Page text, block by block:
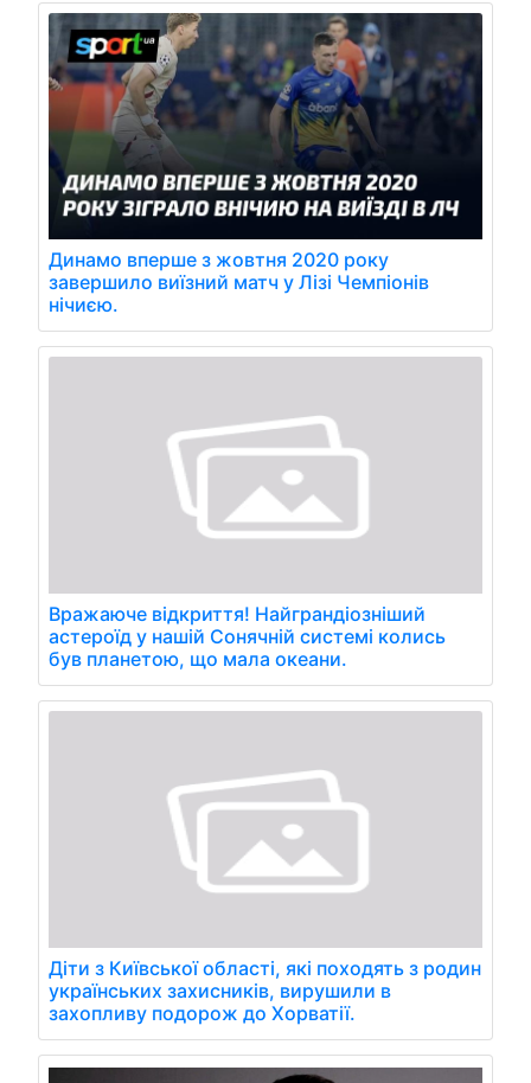
Динамо вперше з жовтня 2020 року
завершило виїзний матч у Лізі Чемпіонів
нічиєю.
Вражаюче відкриття! Найграндіозніший
астероїд у нашій Сонячній системі колись
був планетою, що мала океани.
Діти з Київської області, які походять з родин
українських захисників, вирушили в
захопливу подорож до Хорватії.